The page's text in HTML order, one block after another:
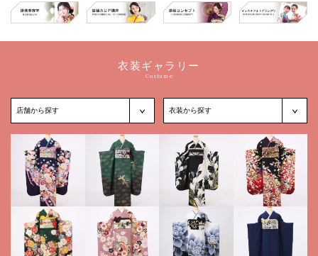
衣装ギャラリー
Costume